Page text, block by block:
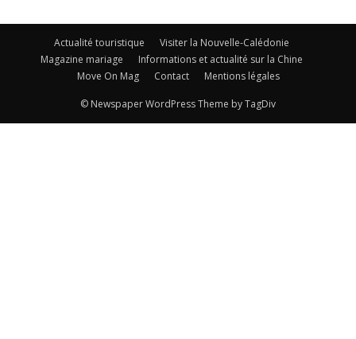
Actualité touristique
Visiter la Nouvelle-Calédonie
Magazine mariage
Informations et actualité sur la Chine
Move On Mag
Contact Mentions légales
© Newspaper WordPress Theme by TagDiv